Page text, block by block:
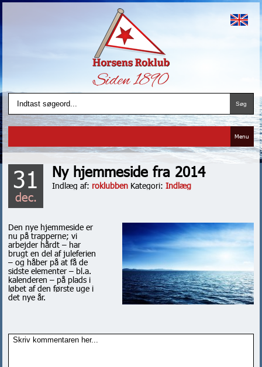
Menu
31
dec.
Ny hjemmeside fra 2014
Indlæg af: roklubben Kategori:Indlæg
Den nye hjemmeside er
nu på trapperne; vi
arbejder hårdt – har
brugt en del af juleferien
– og håber på at få de
sidste elementer – bl.a.
kalenderen – på plads i
løbet af den første uge i
det nye år.